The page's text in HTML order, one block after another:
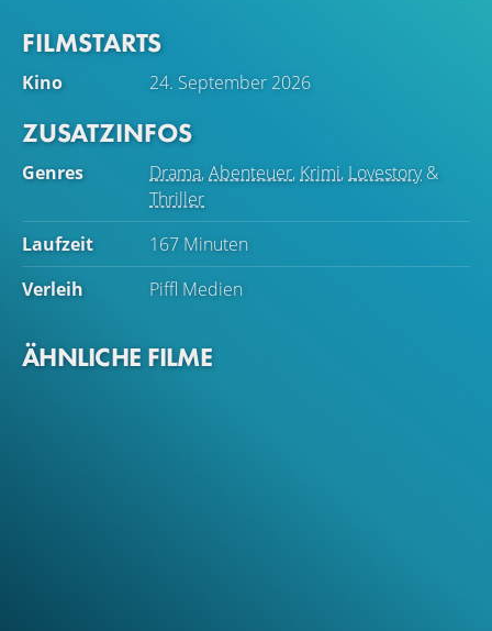
ihren Sehnsüchten stellen.
FILMSTARTS
Kino 24. September 2026
ZUSATZINFOS
Genres Drama,Abenteuer, Krimi, Lovestory&
Thriller
Laufzeit
167 Minuten
Verleih
Piffl Medien
ÄHNLICHE FILME